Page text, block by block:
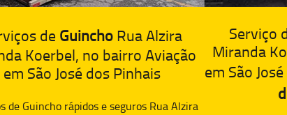
deGuinchoRua Alzira
Koerbel, no bairro Aviação
em São José dos Pinhais
de Guincho rápidos e seguros Rua Alzira
Serviço
Miranda
em São